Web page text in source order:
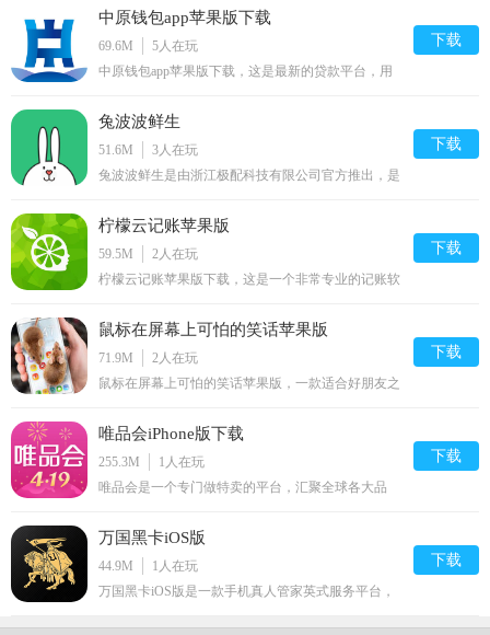
中原钱包app苹果版下载
69.6M 5人在玩
中原钱包app苹果版下载，这是最新的贷款平台，用
下载
兔波波鲜生
51.6M 3人在玩
兔波波鲜生是由浙江极配科技有限公司官方推出，是
商家和消费者提供最优质的水果同城配送服务。
下载
柠檬云记账苹果版
59.5M 2人在玩
柠檬云记账苹果版下载，这是一个非常专业的记账软
的工作效率哦！感兴趣的朋友快来下载体验吧！
下载
鼠标在屏幕上可怕的笑话苹果版
71.9M 2人在玩
鼠标在屏幕上可怕的笑话苹果版，一款适合好朋友之
下载
唯品会iPhone版下载
255.3M 1 人在玩
唯品会是一个专门做特卖的平台，汇聚全球各大品
居家等，上百个全球知名品牌。100官方正品保障，
让你在家就能轻松购得全球好货！
下载
万国黑卡iOS版
44.9M 1 人在玩
万国黑卡iOS版是一款手机真人管家英式服务平台，
里可以享受各种会员特权，如在线消费价格优惠，买
下载